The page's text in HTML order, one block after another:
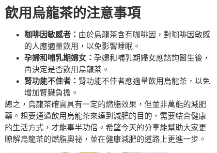
飲用烏龍茶的注意事項
咖啡因敏感者： 由於烏龍茶含有咖啡因，對咖啡因敏感
的人應適量飲用，以免影響睡眠。
孕婦和哺乳期婦女： 孕婦和哺乳期婦女應諮詢醫生後，
再決定是否飲用烏龍茶。
腎功能不佳者： 腎功能不佳者應適量飲用烏龍茶，以免
增加腎臟負擔。
總之，烏龍茶確實具有一定的燃脂效果，但並非萬能的減肥
藥。想要通過飲用烏龍茶來達到減肥的目的，需要結合健康
的生活方式，才能事半功倍。希望今天的分享能幫助大家更
瞭解烏龍茶的燃脂奧祕，並在健康減肥的道路上更進一步。